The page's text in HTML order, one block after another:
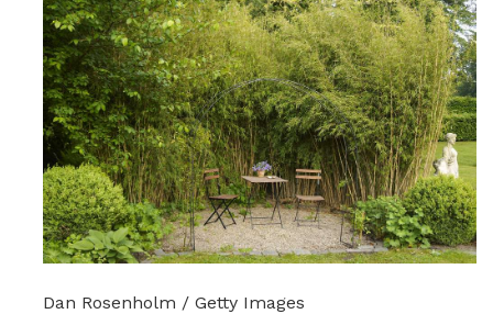
Dan Rosenholm / Getty Images